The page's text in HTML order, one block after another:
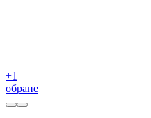
+1
обране